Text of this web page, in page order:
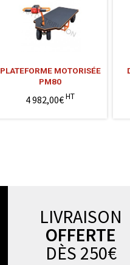
PLATEFORME MOTORISÉE
PM80
4 982,00€ HT
LIVRAISON
OFFERTE
DÈS 250€